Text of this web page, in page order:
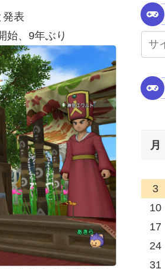
表
始、9年ぶり
月
3
10
17
24
31